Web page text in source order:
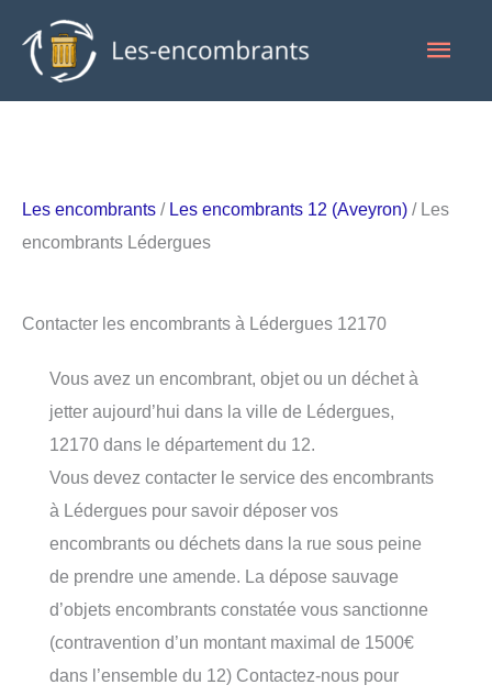
contenu
Les encombrants / Les encombrants 12 (Aveyron) / Les
encombrants Lédergues
Contacter les encombrants à Lédergues 12170
Vous avez un encombrant, objet ou un déchet à
jetter aujourd’hui dans la ville de Lédergues,
12170 dans le département du 12.
Vous devez contacter le service des encombrants
à Lédergues pour savoir déposer vos
encombrants ou déchets dans la rue sous peine
de prendre une amende. La dépose sauvage
d’objets encombrants constatée vous sanctionne
(contravention d’un montant maximal de 1500€
dans l’ensemble du 12) Contactez-nous pour